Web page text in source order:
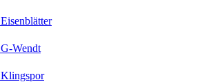
Eisenblätter
G-Wendt
Klingspor